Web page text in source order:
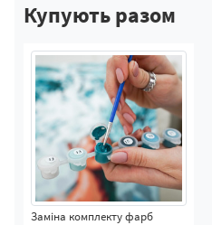
Купують разом
Заміна комплекту фарб